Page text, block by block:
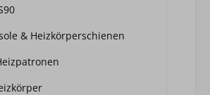
& Heizkörperschienen